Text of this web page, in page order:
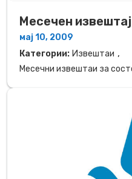
Месечен
мај 10, 2009
Категории: Извештаи ,
Месечни извештаи за